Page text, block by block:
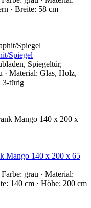
· Breite: 58 cm
Spiegel
Spiegeltür,
· Material: Glas, Holz,
3-türig
Mango 140 x 200 x 65
grau · Material:
140 cm · Höhe: 200 cm